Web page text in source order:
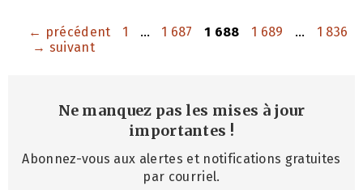
« Pravoslavnaïa Moskva » (« Moscou orthodoxe »).
Selon l’archevêque, si
← précédent Page
1 … Page
1 687 Page
1 688 Page
1 689 … Page
1 836
→ suivant
Ne manquez pas les mises à jour
importantes !
Abonnez-vous aux alertes et notifications gratuites
par courriel.